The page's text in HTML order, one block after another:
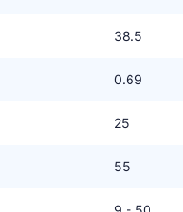
38.5
0.69
25
55